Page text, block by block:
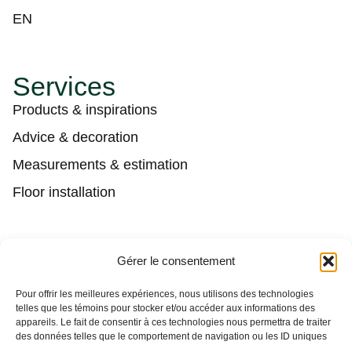
Gérer le consentement
Pour offrir les meilleures expériences, nous utilisons des technologies
telles que les témoins pour stocker et/ou accéder aux informations des
appareils. Le fait de consentir à ces technologies nous permettra de traiter
des données telles que le comportement de navigation ou les ID uniques
EN
Services
Products & inspirations
Advice & decoration
Measurements & estimation
Floor installation
tgl@tapisguylaberge.com